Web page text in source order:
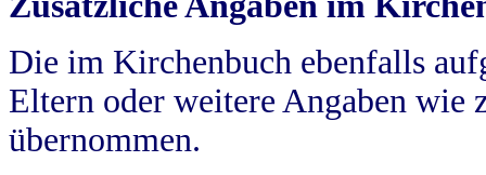
Die im Kirchenbuch ebenfalls
Eltern oder weitere Angaben wie
übernommen.